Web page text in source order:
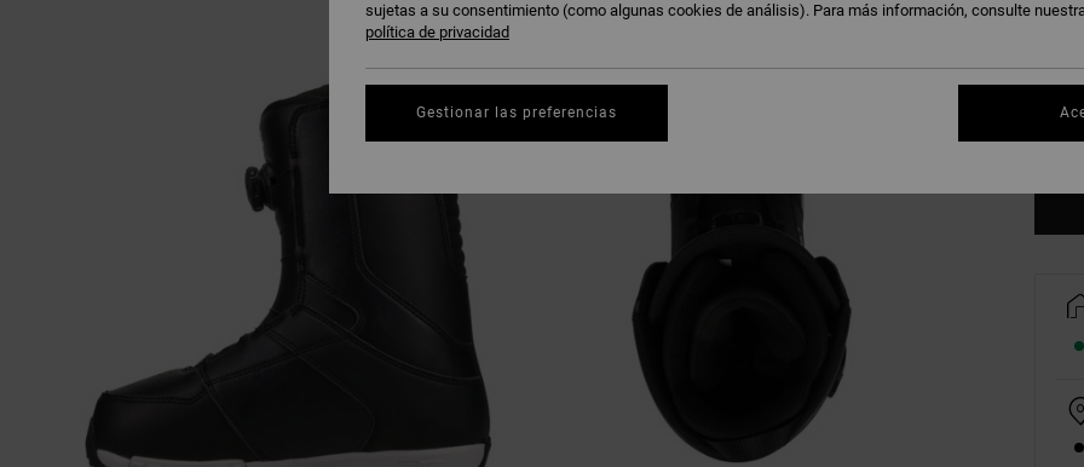
39
sujetas a su consentimiento (como algunas cookies de análisis). Para más información, consulte
política de privacidad
Gestionar las preferencias